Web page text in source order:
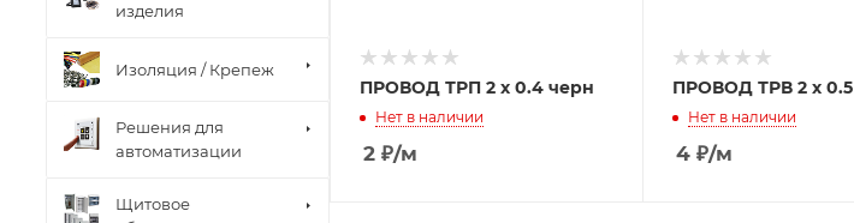
ПРОВОД ТРП 2 х 0.4 черн
Нет в наличии
2 ₽/м
ПРОВОД ТРВ 2 х 0.5
Нет в наличии
4₽/м
изделия
Изоляция / Крепеж
Решения для
автоматизации
Щитовое